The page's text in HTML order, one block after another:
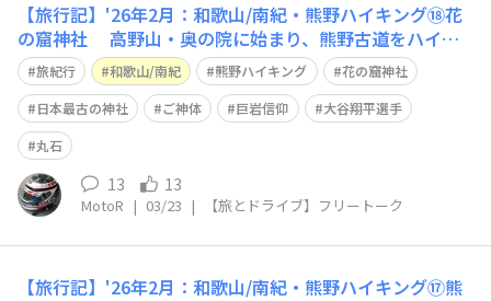
【旅行記】'26年2月：和歌山/南紀・熊野ハイキング⑱花
の窟神社 高野山・奥の院に始まり、熊野古道をハイキ
ング🥾して 熊野三山に詣でて、信仰の旅も終わりと思っ
ていたら🙄 名古屋駅までの帰路に、日本書紀にも記され
ている日本最古の神社『花の窟神社』が！ 他の神社と
異なり、社殿は無く ご神体が高さ
旅紀行 和歌山/南紀 熊野ハイキング
花の窟神社
日本最古の神社
ご神体 巨岩信仰
大谷翔平選手
丸石
13 13
MotoR | 03/23 | 【旅とドライブ】フリートーク
【旅行記】'26年2月：和歌山/南紀・熊野ハイキング⑰熊